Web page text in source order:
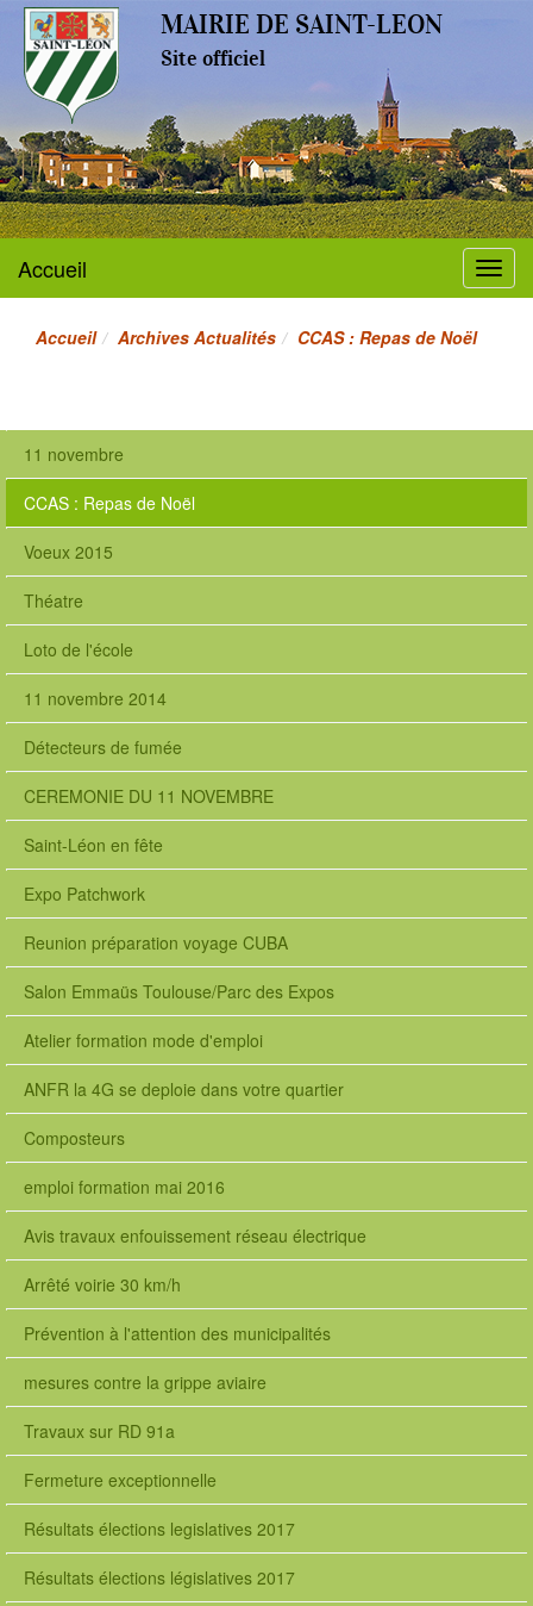
MAIRIE DE SAINT-LEON
Site officiel
Menu
Accueil
Accueil Archives Actualités CCAS : Repas de Noël
11 novembre
CCAS : Repas de Noël
Voeux 2015
Théatre
Loto de l'école
11 novembre 2014
Détecteurs de fumée
CEREMONIE DU 11 NOVEMBRE
Saint-Léon en fête
Expo Patchwork
Reunion préparation voyage CUBA
Salon Emmaüs Toulouse/Parc des Expos
Atelier formation mode d'emploi
ANFR la 4G se deploie dans votre quartier
Composteurs
emploi formation mai 2016
Avis travaux enfouissement réseau électrique
Arrêté voirie 30 km/h
Prévention à l'attention des municipalités
mesures contre la grippe aviaire
Travaux sur RD 91a
Fermeture exceptionnelle
Résultats élections legislatives 2017
Résultats élections législatives 2017